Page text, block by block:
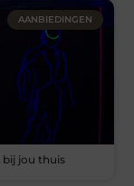
AANBIEDINGEN
bij jou thuis